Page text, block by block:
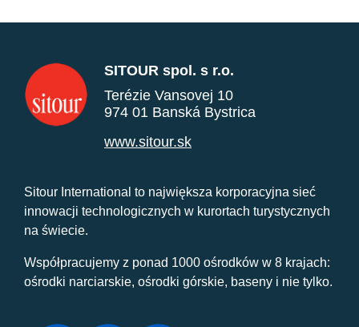
SITOUR spol. s r.o.
Terézie Vansovej 10
974 01 Banská Bystrica
www.sitour.sk
Sitour International to największa korporacyjna sieć
innowacji technologicznych w kurortach turystycznych
na świecie.
Współpracujemy z ponad 1000 ośrodków w 8 krajach:
ośrodki narciarskie, ośrodki górskie, baseny i nie tylko.